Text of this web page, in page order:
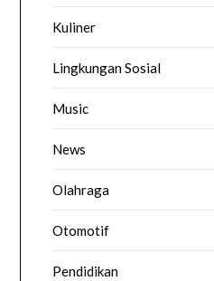
Kuliner
Lingkungan Sosial
Music
News
Olahraga
Otomotif
Pendidikan